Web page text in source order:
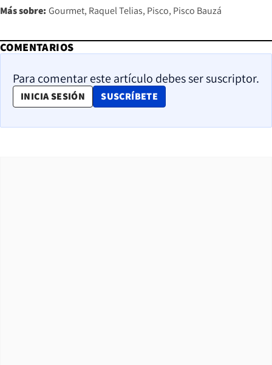
Más sobre: Gourmet Raquel Telias Pisco Pisco Bauzá
COMENTARIOS
Para comentar este artículo debes ser suscriptor.
INICIA SESIÓN SUSCRÍBETE
OPENS IN NEW WINDOW